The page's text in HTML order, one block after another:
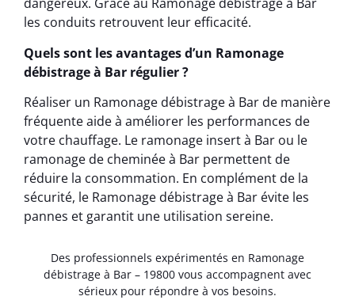
les conduits retrouvent leur efficacité.
Quels sont les avantages d’un Ramonage
débistrage à Bar régulier ?
Réaliser un Ramonage débistrage à Bar de manière
fréquente aide à améliorer les performances de
votre chauffage. Le ramonage insert à Bar ou le
ramonage de cheminée à Bar permettent de
réduire la consommation. En complément de la
sécurité, le Ramonage débistrage à Bar évite les
pannes et garantit une utilisation sereine.
Des professionnels expérimentés en Ramonage
débistrage à Bar – 19800 vous accompagnent avec
sérieux pour répondre à vos besoins.